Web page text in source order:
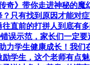
奇》带你走进神秘的魔
只有找到原因才能对
直前的打拼人到底有
误示范，家长们一定要
力学生健康成长！我们
励学生，这个老师有点